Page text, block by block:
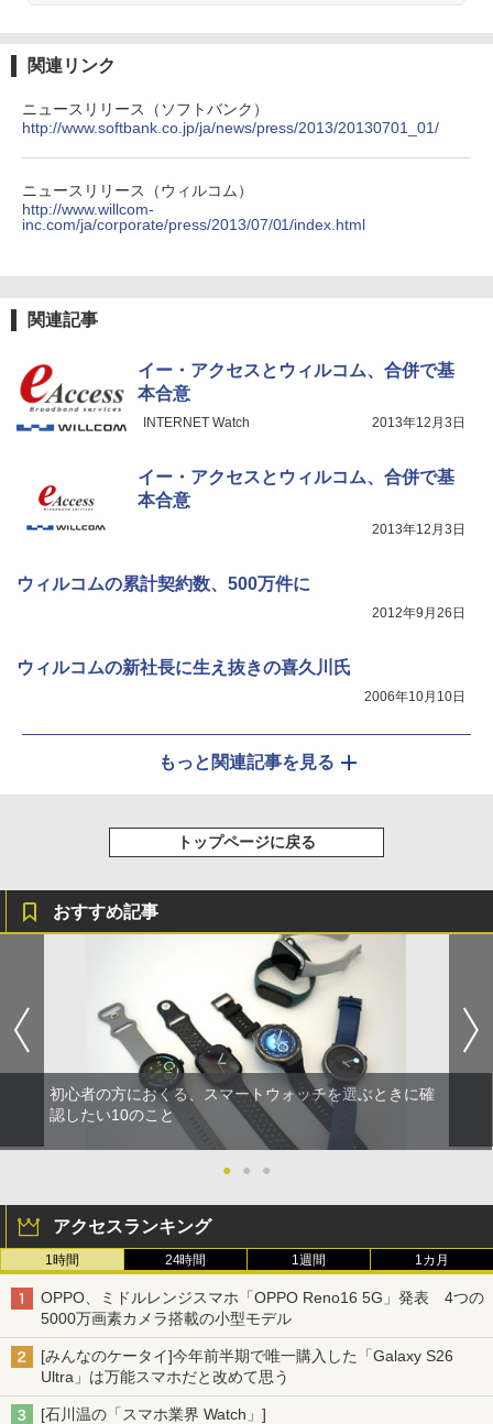
関連リンク
ニュースリリース（ソフトバンク）
http://www.softbank.co.jp/ja/news/press/2013/20130701_01/
ニュースリリース（ウィルコム）
http://www.willcom-
inc.com/ja/corporate/press/2013/07/01/index.html
関連記事
イー・アクセスとウィルコム、合併で基
本合意
INTERNET Watch 2013年12月3日
イー・アクセスとウィルコム、合併で基
本合意
2013年12月3日
ウィルコムの累計契約数、500万件に
2012年9月26日
ウィルコムの新社長に生え抜きの喜久川氏
2006年10月10日
もっと関連記事を見る
トップページに戻る
おすすめ記事
初心者の方におくる、スマートウォッチを選ぶときに確
認したい10のこと
● ● ●
アクセスランキング
1時間 24時間 1週間 1カ月
OPPO、ミドルレンジスマホ「OPPO Reno16 5G」発表 4つの
5000万画素カメラ搭載の小型モデル
[みんなのケータイ]今年前半期で唯一購入した「Galaxy S26
Ultra」は万能スマホだと改めて思う
[石川温の「スマホ業界 Watch」]